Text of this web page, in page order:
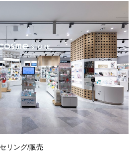
リング/販売